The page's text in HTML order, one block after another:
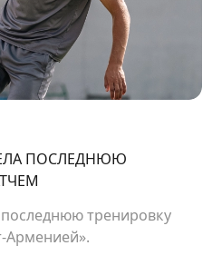
ПОСЛЕДНЮЮ
тренировку
Арменией».